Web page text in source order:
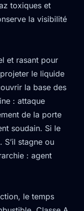
toxiques et
la visibilité
et rasant pour
le liquide
la base des
: attaque
de la porte
soudain. Si le
stagne ou
: agent
le temps